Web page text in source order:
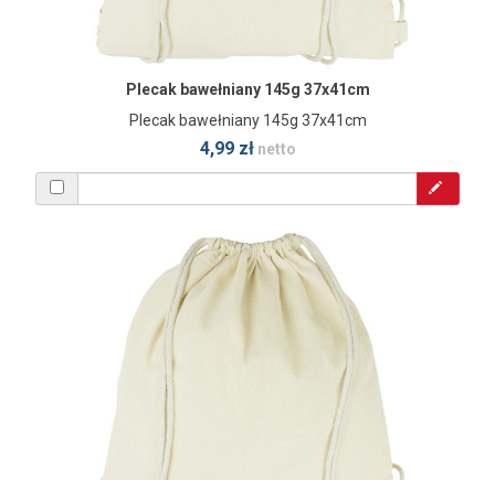
Plecak bawełniany 145g 37x41cm
Plecak bawełniany 145g 37x41cm
4,99 złnetto